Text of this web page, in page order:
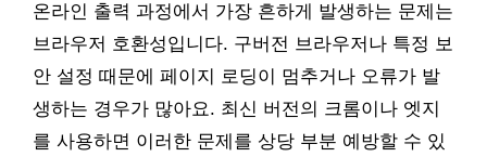
온라인 출력 과정에서 가장 흔하게 발생하는 문제는
브라우저 호환성입니다. 구버전 브라우저나 특정 보
안 설정 때문에 페이지 로딩이 멈추거나 오류가 발
생하는 경우가 많아요. 최신 버전의 크롬이나 엣지
를 사용하면 이러한 문제를 상당 부분 예방할 수 있